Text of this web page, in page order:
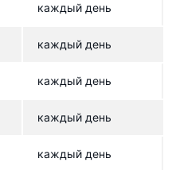
каждый день
каждый день
каждый день
каждый день
каждый день